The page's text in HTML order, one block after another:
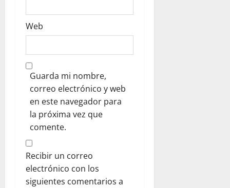
Web
Guarda mi nombre,
correo electrónico y web
en este navegador para
la próxima vez que
comente.
Recibir un correo
electrónico con los
siguientes comentarios a